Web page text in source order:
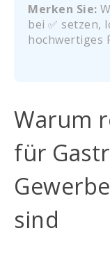
Merken Sie:
bei ✅ setzen,
hochwertiges
Warum
für
sind